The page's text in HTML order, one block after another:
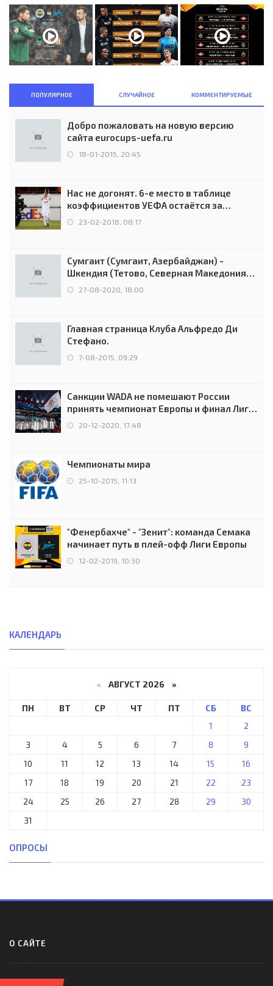
ПОПУЛЯРНОЕ СЛУЧАЙНОЕ КОММЕНТИРУЕМЫЕ
Добро пожаловать на новую версию
сайта eurocups-uefa.ru
18-01-2015, 20:45
Нас не догонят. 6-е место в таблице
коэффициентов УЕФА остаётся за
Россией
23-02-2018, 08:17
Сумгаит (Сумгаит, Азербайджан) -
Шкендия (Тетово, Северная Македония) -
0:2 (0:0)
27-08-2020, 18:00
Главная страница Клуба Альфредо Ди
Стефано.
7-08-2015, 09:29
Санкции WADA не помешают России
принять чемпионат Европы и финал Лиги
чемпионов.
20-12-2020, 17:48
Чемпионаты мира
25-10-2015, 11:13
"Фенербахче" - "Зенит": команда Семака
начинает путь в плей-офф Лиги Европы
12-02-2019, 10:30
КАЛЕНДАРЬ
« АВГУСТ 2026 »
ПН ВТ СР ЧТ ПТ СБ
ВС
1
2
3
4 5 6 7 8
9
10
11 12 13 14 15
16
17
18 19 20 21 22
23
24
25 26 27 28 29
30
31
ОПРОСЫ
О САЙТЕ